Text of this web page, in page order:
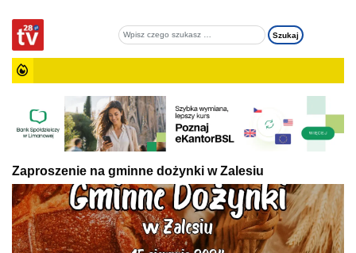
Zaproszenie na gminne dożynki w Zalesiu